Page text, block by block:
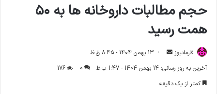
حجم مطالبات داروخانه ها به ۵۰
همت رسید
فارمانیوز
ا
13 بهمن 1404 - 8:45 ق.ظ
آخرین به روز رسانی: 14 بهمن 1404 - 1:47 ب.ظ
0
176
کمتر از یک دقیقه